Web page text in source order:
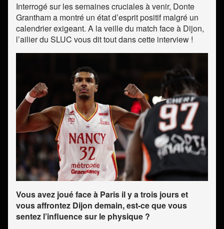
Interrogé sur les semaines cruciales à venir, Donte
Grantham a montré un état d’esprit positif malgré un
calendrier exigeant. A la veille du match face à Dijon,
l’ailier du SLUC vous dit tout dans cette interview !
Vous avez joué face à Paris il y a trois jours et
vous affrontez Dijon demain, est-ce que vous
sentez l’influence sur le physique ?